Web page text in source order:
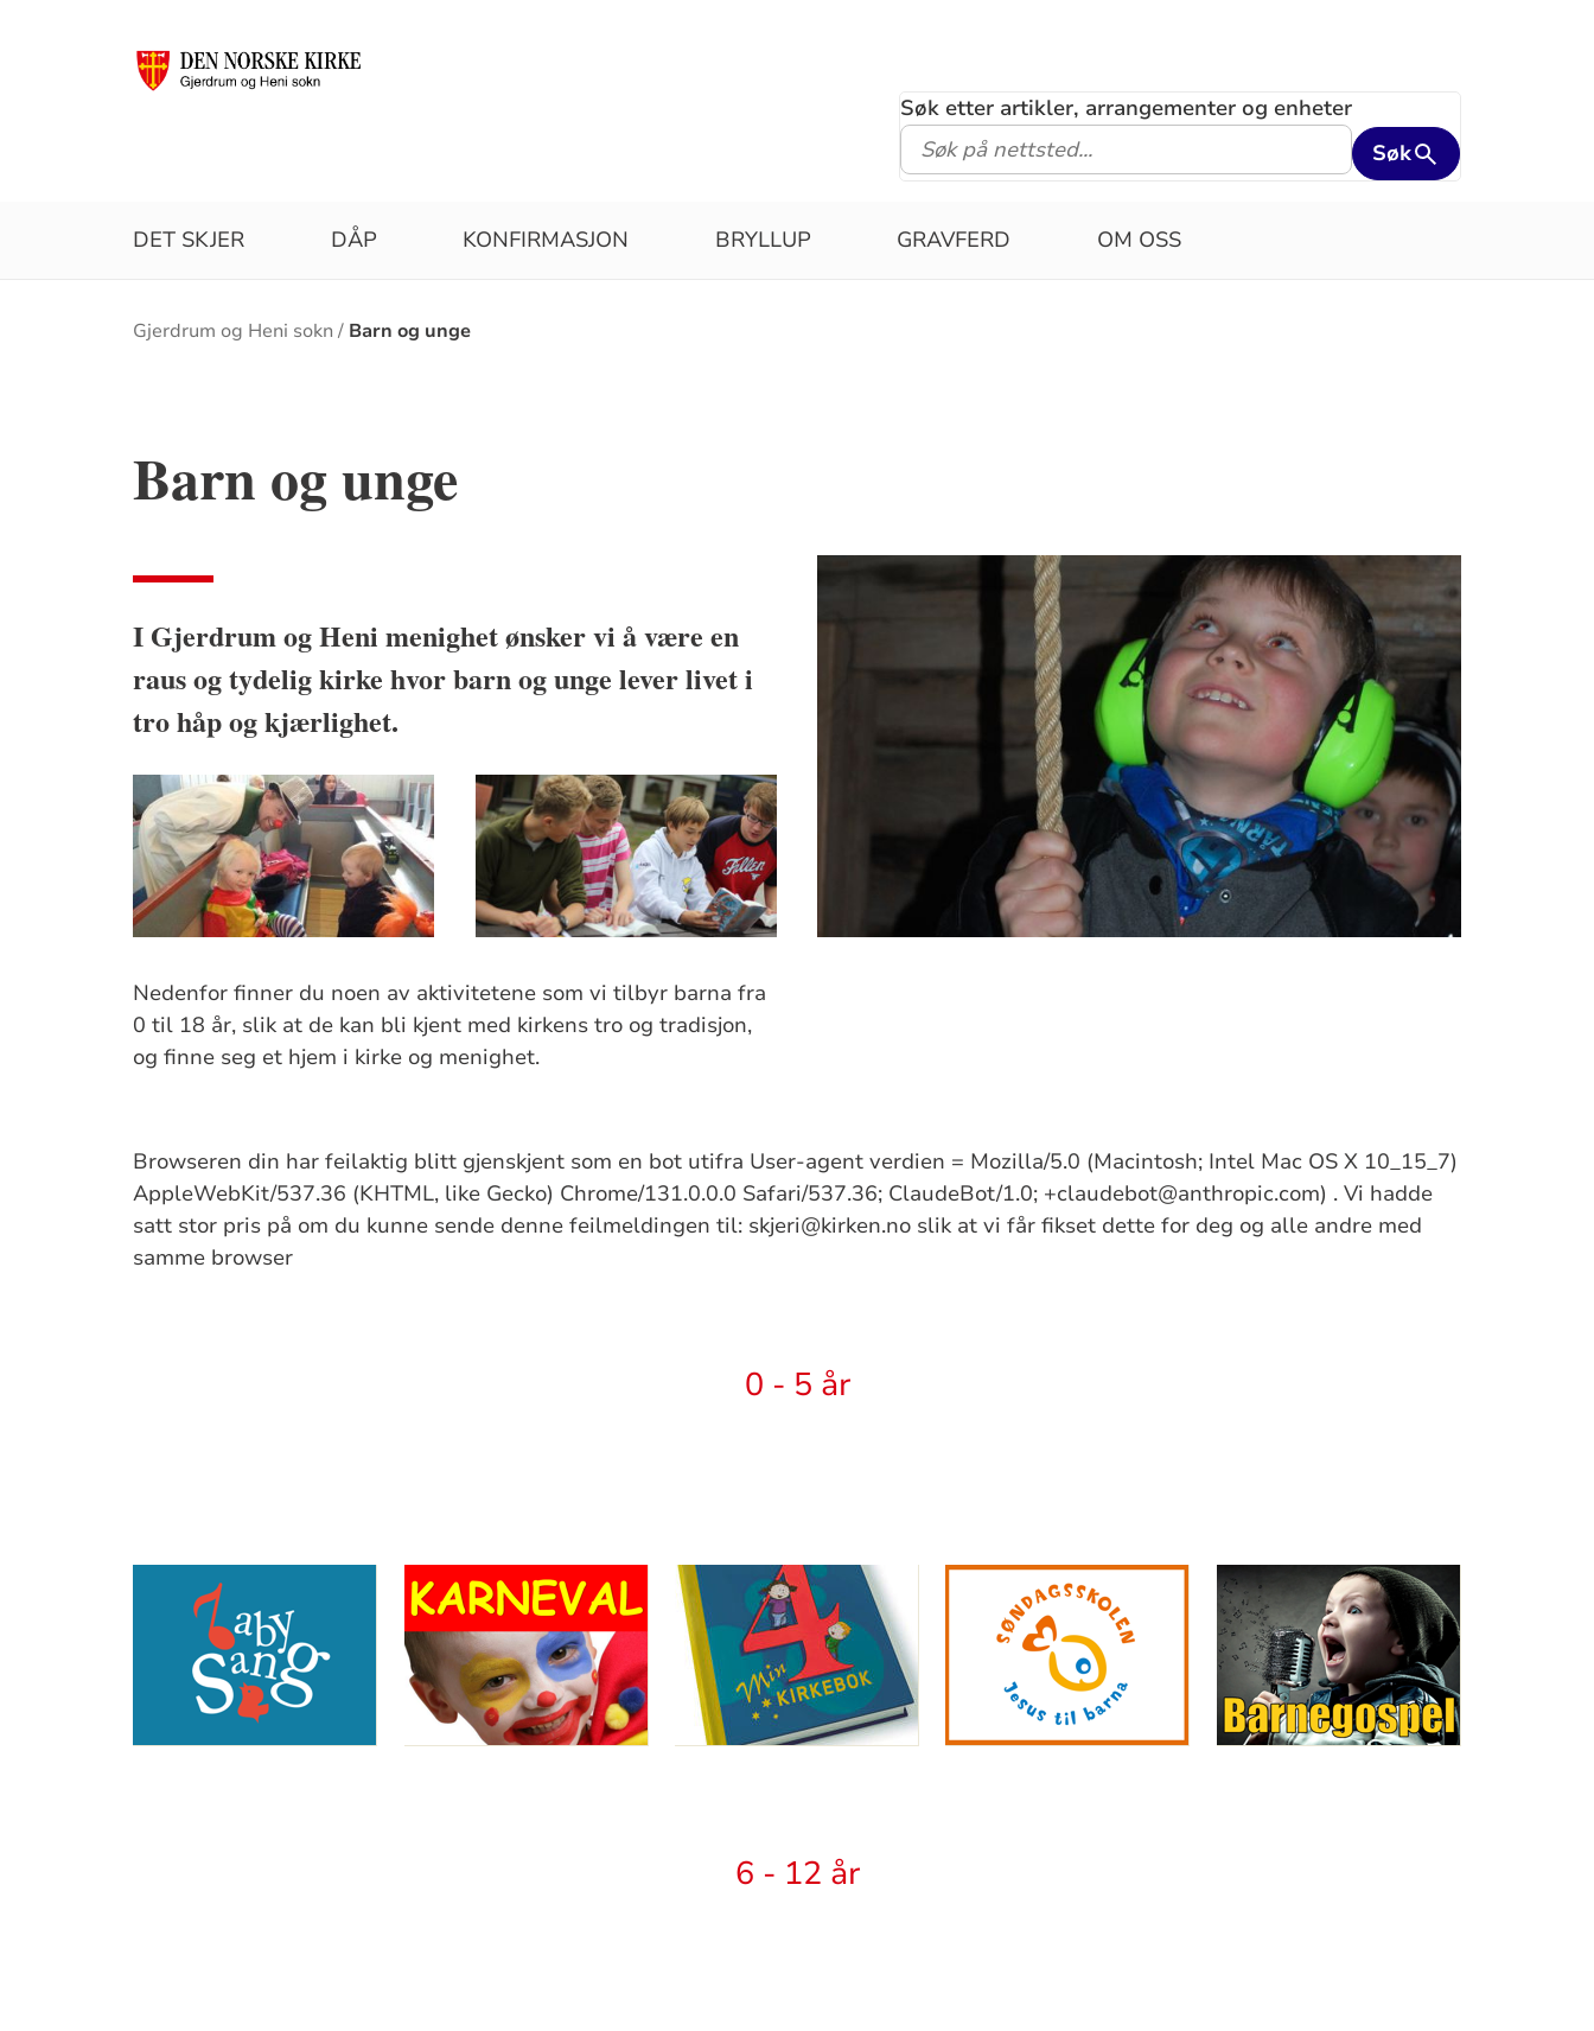
Søk etter artikler, arrangementer og enheter
Søk
DET SKJER DÅP KONFIRMASJON BRYLLUP GRAVFERD OM OSS
Brødsmulesti
Gjerdrum og Heni sokn Barn og unge
Barn og unge
I Gjerdrum og Heni menighet ønsker vi å være en
raus og tydelig kirke hvor barn og unge lever livet i
tro håp og kjærlighet.
Nedenfor finner du noen av aktivitetene som vi tilbyr barna fra
0 til 18 år, slik at de kan bli kjent med kirkens tro og tradisjon,
og finne seg et hjem i kirke og menighet.
Browseren din har feilaktig blitt gjenskjent som en bot utifra User-agent verdien = Mozilla/5.0 (Macintosh; Intel Mac OS X 10_15_7)
AppleWebKit/537.36 (KHTML, like Gecko) Chrome/131.0.0.0 Safari/537.36; ClaudeBot/1.0; +claudebot@anthropic.com) . Vi hadde
satt stor pris på om du kunne sende denne feilmeldingen til: skjeri@kirken.no slik at vi får fikset dette for deg og alle andre med
samme browser
0 - 5 år
Artikkelsnarveger
6 - 12 år